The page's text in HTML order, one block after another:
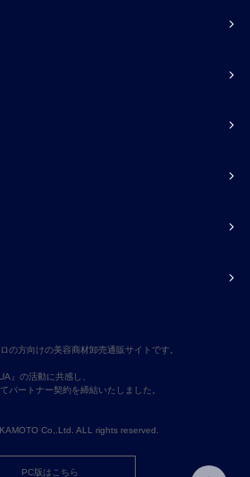
の方向けの美容商材卸売通販サイトです。
』の活動に共感し、
パートナー契約を締結いたしました。
Co,.Ltd. ALL rights reserved.
PC版はこちら